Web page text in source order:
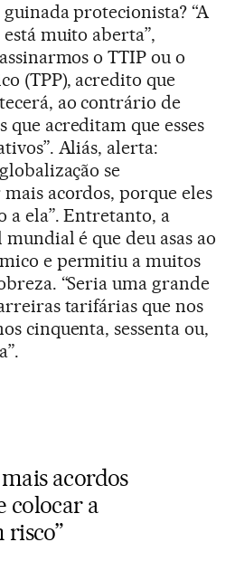
protecionista? “A
muito aberta”,
o TTIP ou o
(TPP), acredito que
ao contrário de
que acreditam que esses
Aliás, alerta:
se
acordos, porque eles
a ela”. Entretanto, a
é que deu asas ao
e permitiu a muitos
“Seria uma grande
tarifárias que nos
cinquenta, sessenta ou,
acordos
colocar a
risco”